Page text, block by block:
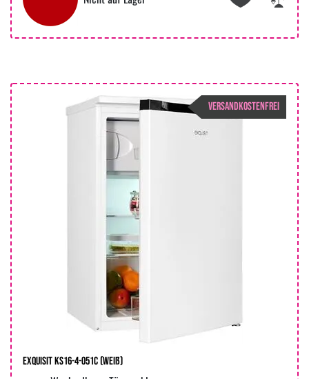
VERSANDKOSTENFREI
Exquisit KS16-4-051C (weiß)